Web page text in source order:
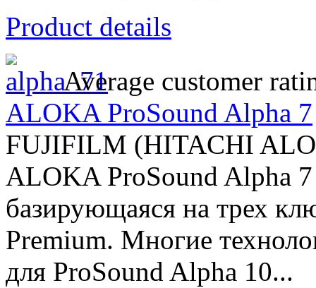
Product details
Average customer
ALOKA ProSound Alpha 7
FUJIFILM (HITACHI
ALOKA ProSound Alpha 7
базирующаяся на трех
Premium. Многие
для ProSound Alpha 10...